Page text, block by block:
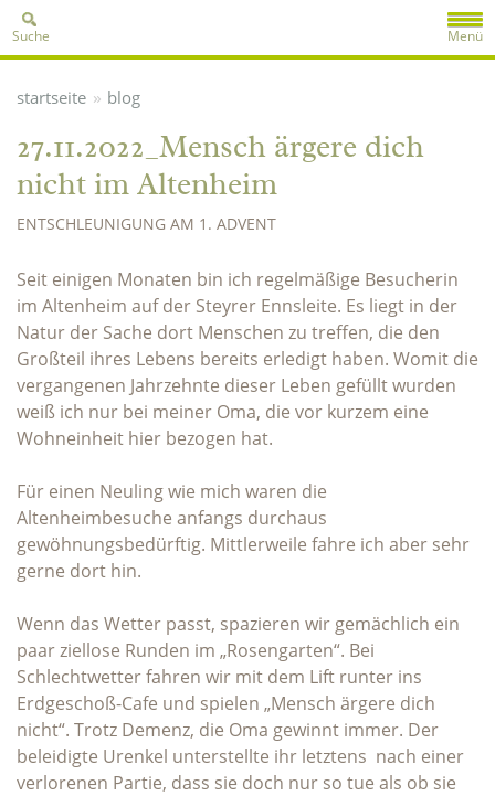
Menü
Suche
startseite » blog
27.11.2022_Mensch ärgere dich
nicht im Altenheim
ENTSCHLEUNIGUNG AM 1. ADVENT
Seit einigen Monaten bin ich regelmäßige Besucherin
im Altenheim auf der Steyrer Ennsleite. Es liegt in der
Natur der Sache dort Menschen zu treffen, die den
Großteil ihres Lebens bereits erledigt haben. Womit die
vergangenen Jahrzehnte dieser Leben gefüllt wurden
weiß ich nur bei meiner Oma, die vor kurzem eine
Wohneinheit hier bezogen hat.
Für einen Neuling wie mich waren die
Altenheimbesuche anfangs durchaus
gewöhnungsbedürftig. Mittlerweile fahre ich aber sehr
gerne dort hin.
Wenn das Wetter passt, spazieren wir gemächlich ein
paar ziellose Runden im „Rosengarten“. Bei
Schlechtwetter fahren wir mit dem Lift runter ins
Erdgeschoß-Cafe und spielen „Mensch ärgere dich
nicht“. Trotz Demenz, die Oma gewinnt immer. Der
beleidigte Urenkel unterstellte ihr letztens nach einer
verlorenen Partie, dass sie doch nur so tue als ob sie